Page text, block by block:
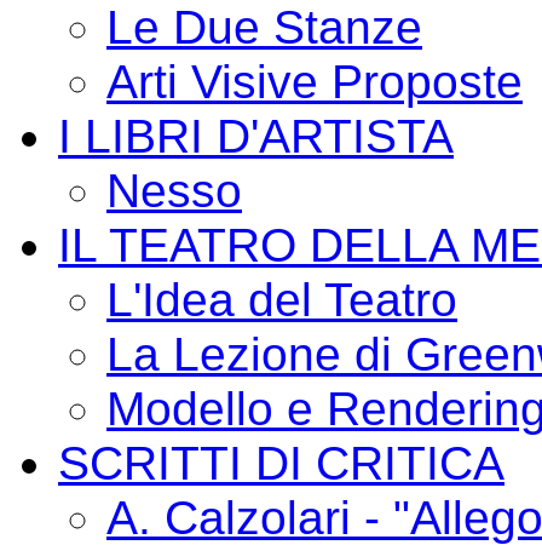
Le Due Stanze
Arti Visive Proposte
I LIBRI D'ARTISTA
Nesso
IL TEATRO DELLA
L'Idea del Teatro
La Lezione di
Modello e
SCRITTI DI CRITICA
A. Calzolari -